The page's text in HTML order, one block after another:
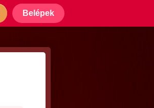
Belépek